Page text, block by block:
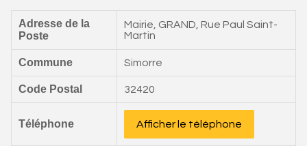
Adresse de la
Poste
Mairie, GRAND, Rue Paul Saint-
Martin
Commune Simorre
Code Postal 32420
Téléphone Afficher le téléphone